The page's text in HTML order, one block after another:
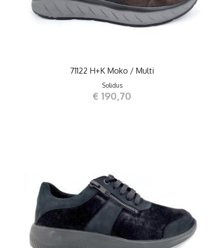
71122 H+K Moko / Multi
Solidus
€ 190,70